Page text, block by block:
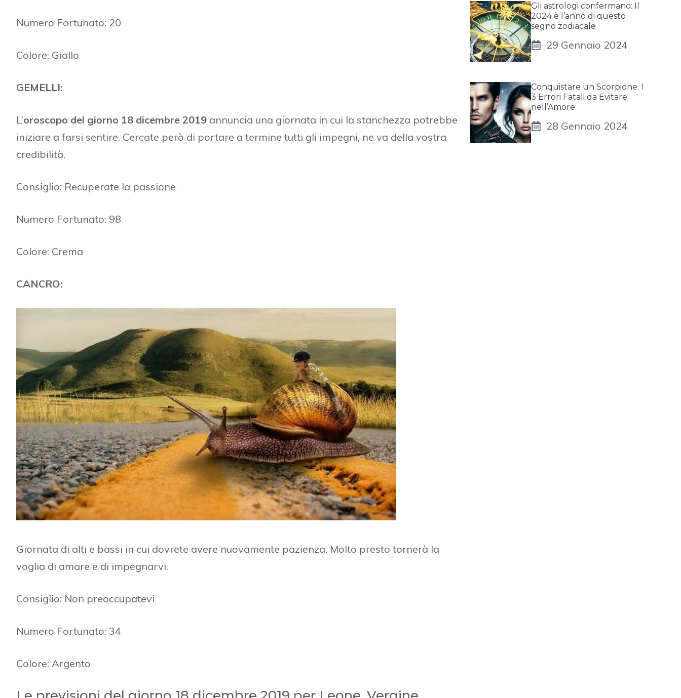
Numero Fortunato: 20
Colore: Giallo
GEMELLI:
L’oroscopo del giorno 18 dicembre 2019 annuncia una giornata in cui la stanchezza potrebbe
iniziare a farsi sentire. Cercate però di portare a termine tutti gli impegni, ne va della vostra
credibilità.
Consiglio: Recuperate la passione
Numero Fortunato: 98
Colore: Crema
CANCRO:
Giornata di alti e bassi in cui dovrete avere nuovamente pazienza. Molto presto tornerà la
voglia di amare e di impegnarvi.
Consiglio: Non preoccupatevi
Numero Fortunato: 34
Colore: Argento
Gli astrologi confermano: Il
2024 è l’anno di questo
segno zodiacale
29 Gennaio 2024
Conquistare un Scorpione: I
3 Errori Fatali da Evitare
nell’Amore
28 Gennaio 2024